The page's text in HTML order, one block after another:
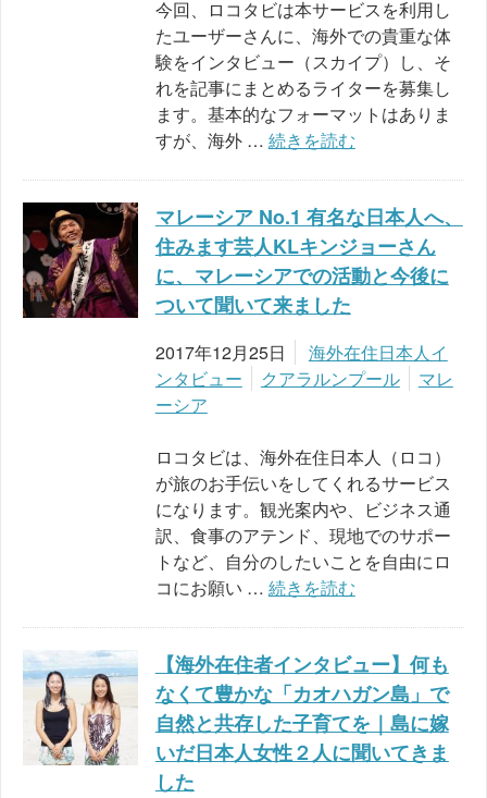
今回、ロコタビは本サービスを利用し
たユーザーさんに、海外での貴重な体
験をインタビュー（スカイプ）し、そ
れを記事にまとめるライターを募集し
ます。基本的なフォーマットはありま
すが、海外 … 続きを読む
マレーシア No.1 有名な日本人へ、
住みます芸人KLキンジョーさん
に、マレーシアでの活動と今後に
ついて聞いて来ました
2017年12月25日
海外在住日本人イ
ンタビュー
クアラルンプール
マレ
ーシア
ロコタビは、海外在住日本人（ロコ）
が旅のお手伝いをしてくれるサービス
になります。観光案内や、ビジネス通
訳、食事のアテンド、現地でのサポー
トなど、自分のしたいことを自由にロ
コにお願い … 続きを読む
【海外在住者インタビュー】何も
なくて豊かな「カオハガン島」で
自然と共存した子育てを｜島に嫁
いだ日本人女性２人に聞いてきま
した